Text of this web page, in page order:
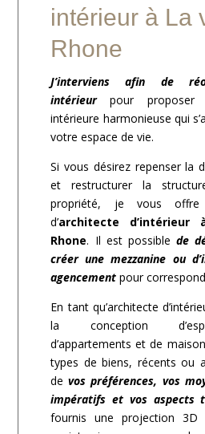
intérieur à La
Rhone
J’interviens afin de
intérieurpour proposer
intérieure harmonieuse qui
votre espace de vie.
Si vous désirez repenser la
et restructurer la
propriété, je vous offre
d’architecte
Rhone. Il est possiblede
créer une mezzanine ou
agencement pour
En tant qu’architecte
la conception
d’appartements et de
types de biens, récents ou
devos préférences, vos
impératifs et vos aspects
fournis une projection 3D